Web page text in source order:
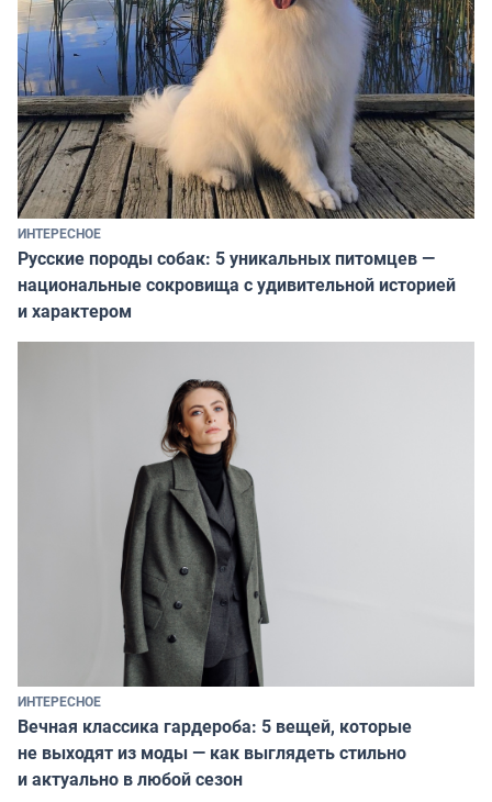
ИНТЕРЕСНОЕ
Русские породы собак: 5 уникальных питомцев —
национальные сокровища с удивительной историей
и характером
ИНТЕРЕСНОЕ
Вечная классика гардероба: 5 вещей, которые
не выходят из моды — как выглядеть стильно
и актуально в любой сезон